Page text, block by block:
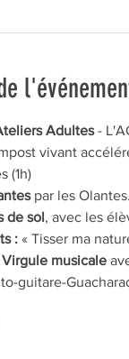
Adultes -
vivant
(1h)
par les
de sol, avec les
: « Tisser ma
musicale
guitare-